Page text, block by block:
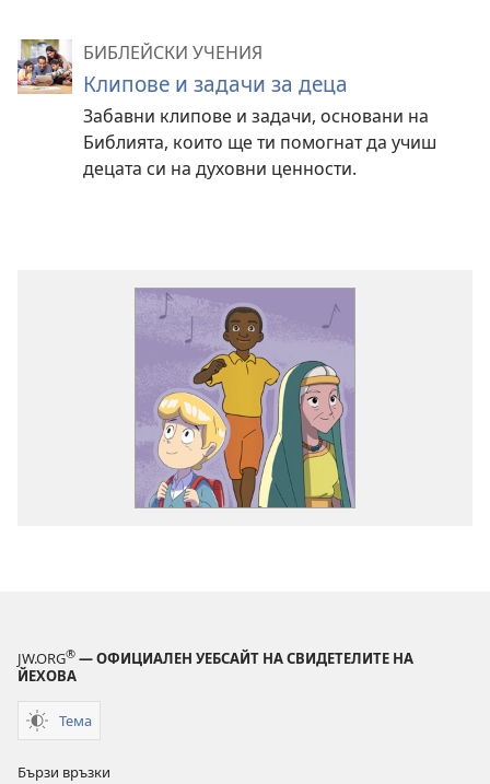
БИБЛЕЙСКИ УЧЕНИЯ
Клипове и задачи за деца
Забавни клипове и задачи, основани на
Библията, които ще ти помогнат да учиш
децата си на духовни ценности.
JW.ORG® — ОФИЦИАЛЕН УЕБСАЙТ НА СВИДЕТЕЛИТЕ НА
ЙЕХОВА
Тема
Бързи връзки